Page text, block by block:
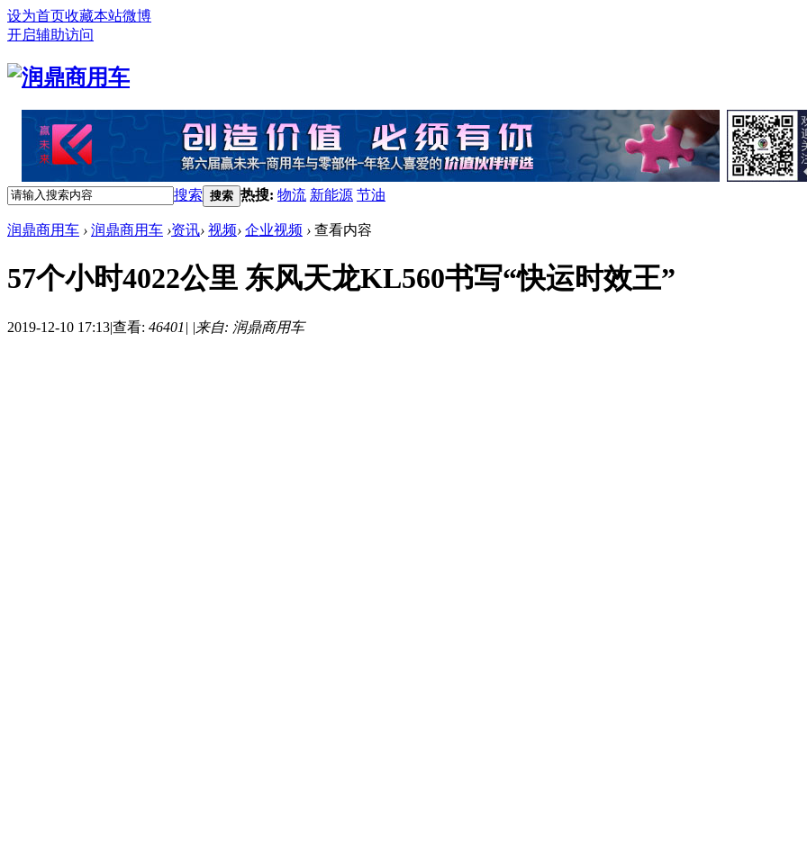
设为首页收藏本站微博
开启辅助访问
搜索 搜索 热搜: 物流 新能源 节油
润鼎商用车 › 润鼎商用车 ›资讯› 视频› 企业视频 › 查看内容
57个小时4022公里 东风天龙KL560书写“快运时效王”
2019-12-10 17:13|查看: 46401 | |来自: 润鼎商用车